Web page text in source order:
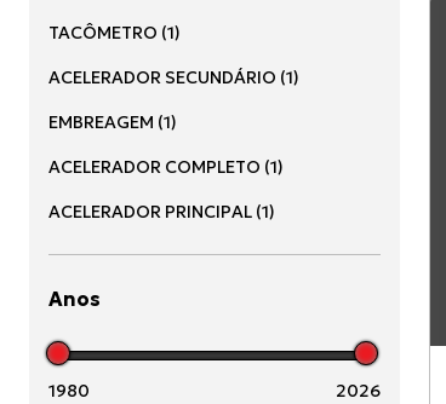
TACÔMETRO (1)
ACELERADOR SECUNDÁRIO (1)
EMBREAGEM (1)
ACELERADOR COMPLETO (1)
ACELERADOR PRINCIPAL (1)
Anos
1980 2026